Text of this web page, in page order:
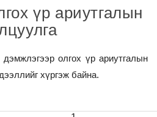
үр ариутгалын
олгох үр ариутгалын
хүргэж байна.